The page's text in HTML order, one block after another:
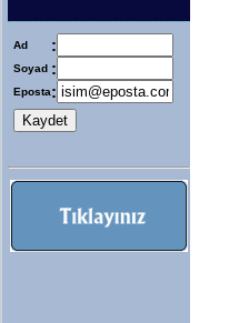
Ad :
Soyad :
Eposta: